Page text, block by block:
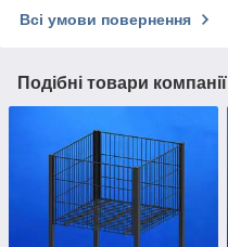
Всі умови повернення
Подібні товари компанії